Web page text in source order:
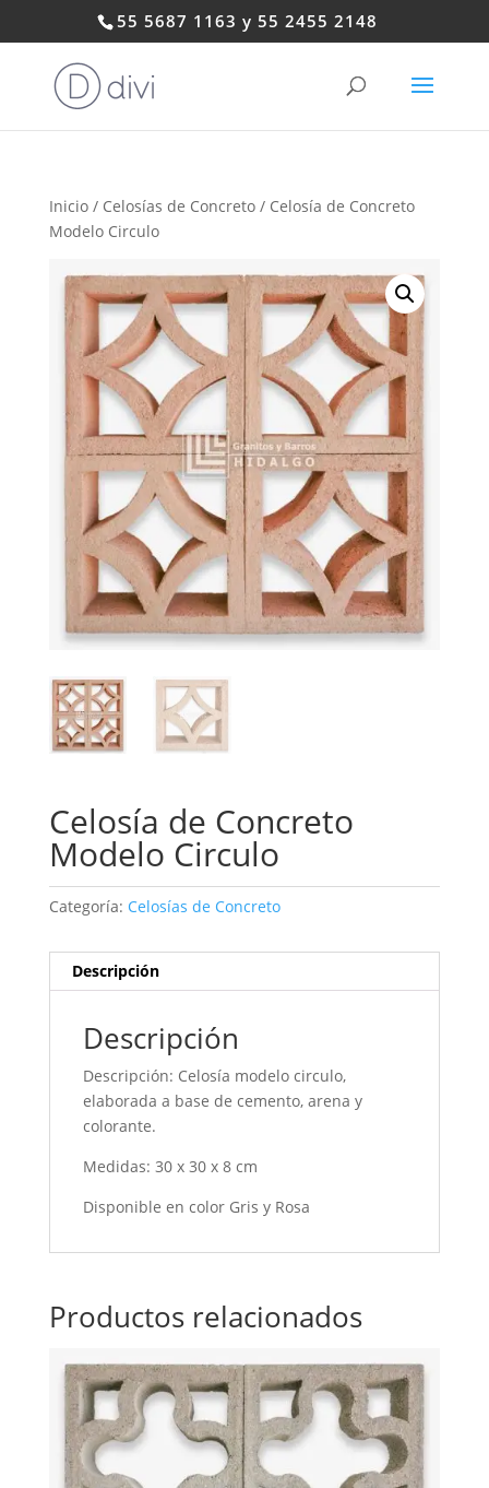
55 5687 1163 y 55 2455 2148
Inicio/ Celosías de Concreto/ Celosía de Concreto
Modelo Circulo
Celosía de Concreto
Modelo Circulo
Categoría: Celosías de Concreto
Descripción
Descripción
Descripción: Celosía modelo circulo,
elaborada a base de cemento, arena y
colorante.
Medidas: 30 x 30 x 8 cm
Disponible en color Gris y Rosa
Productos relacionados